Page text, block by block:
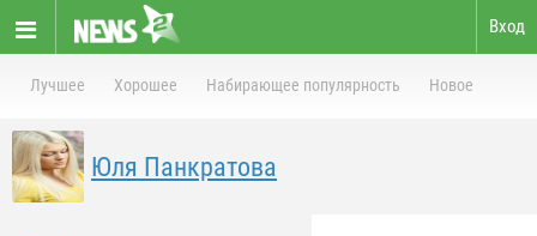
Вход
Лучшее Хорошее Набирающее популярность Новое
Юля Панкратова